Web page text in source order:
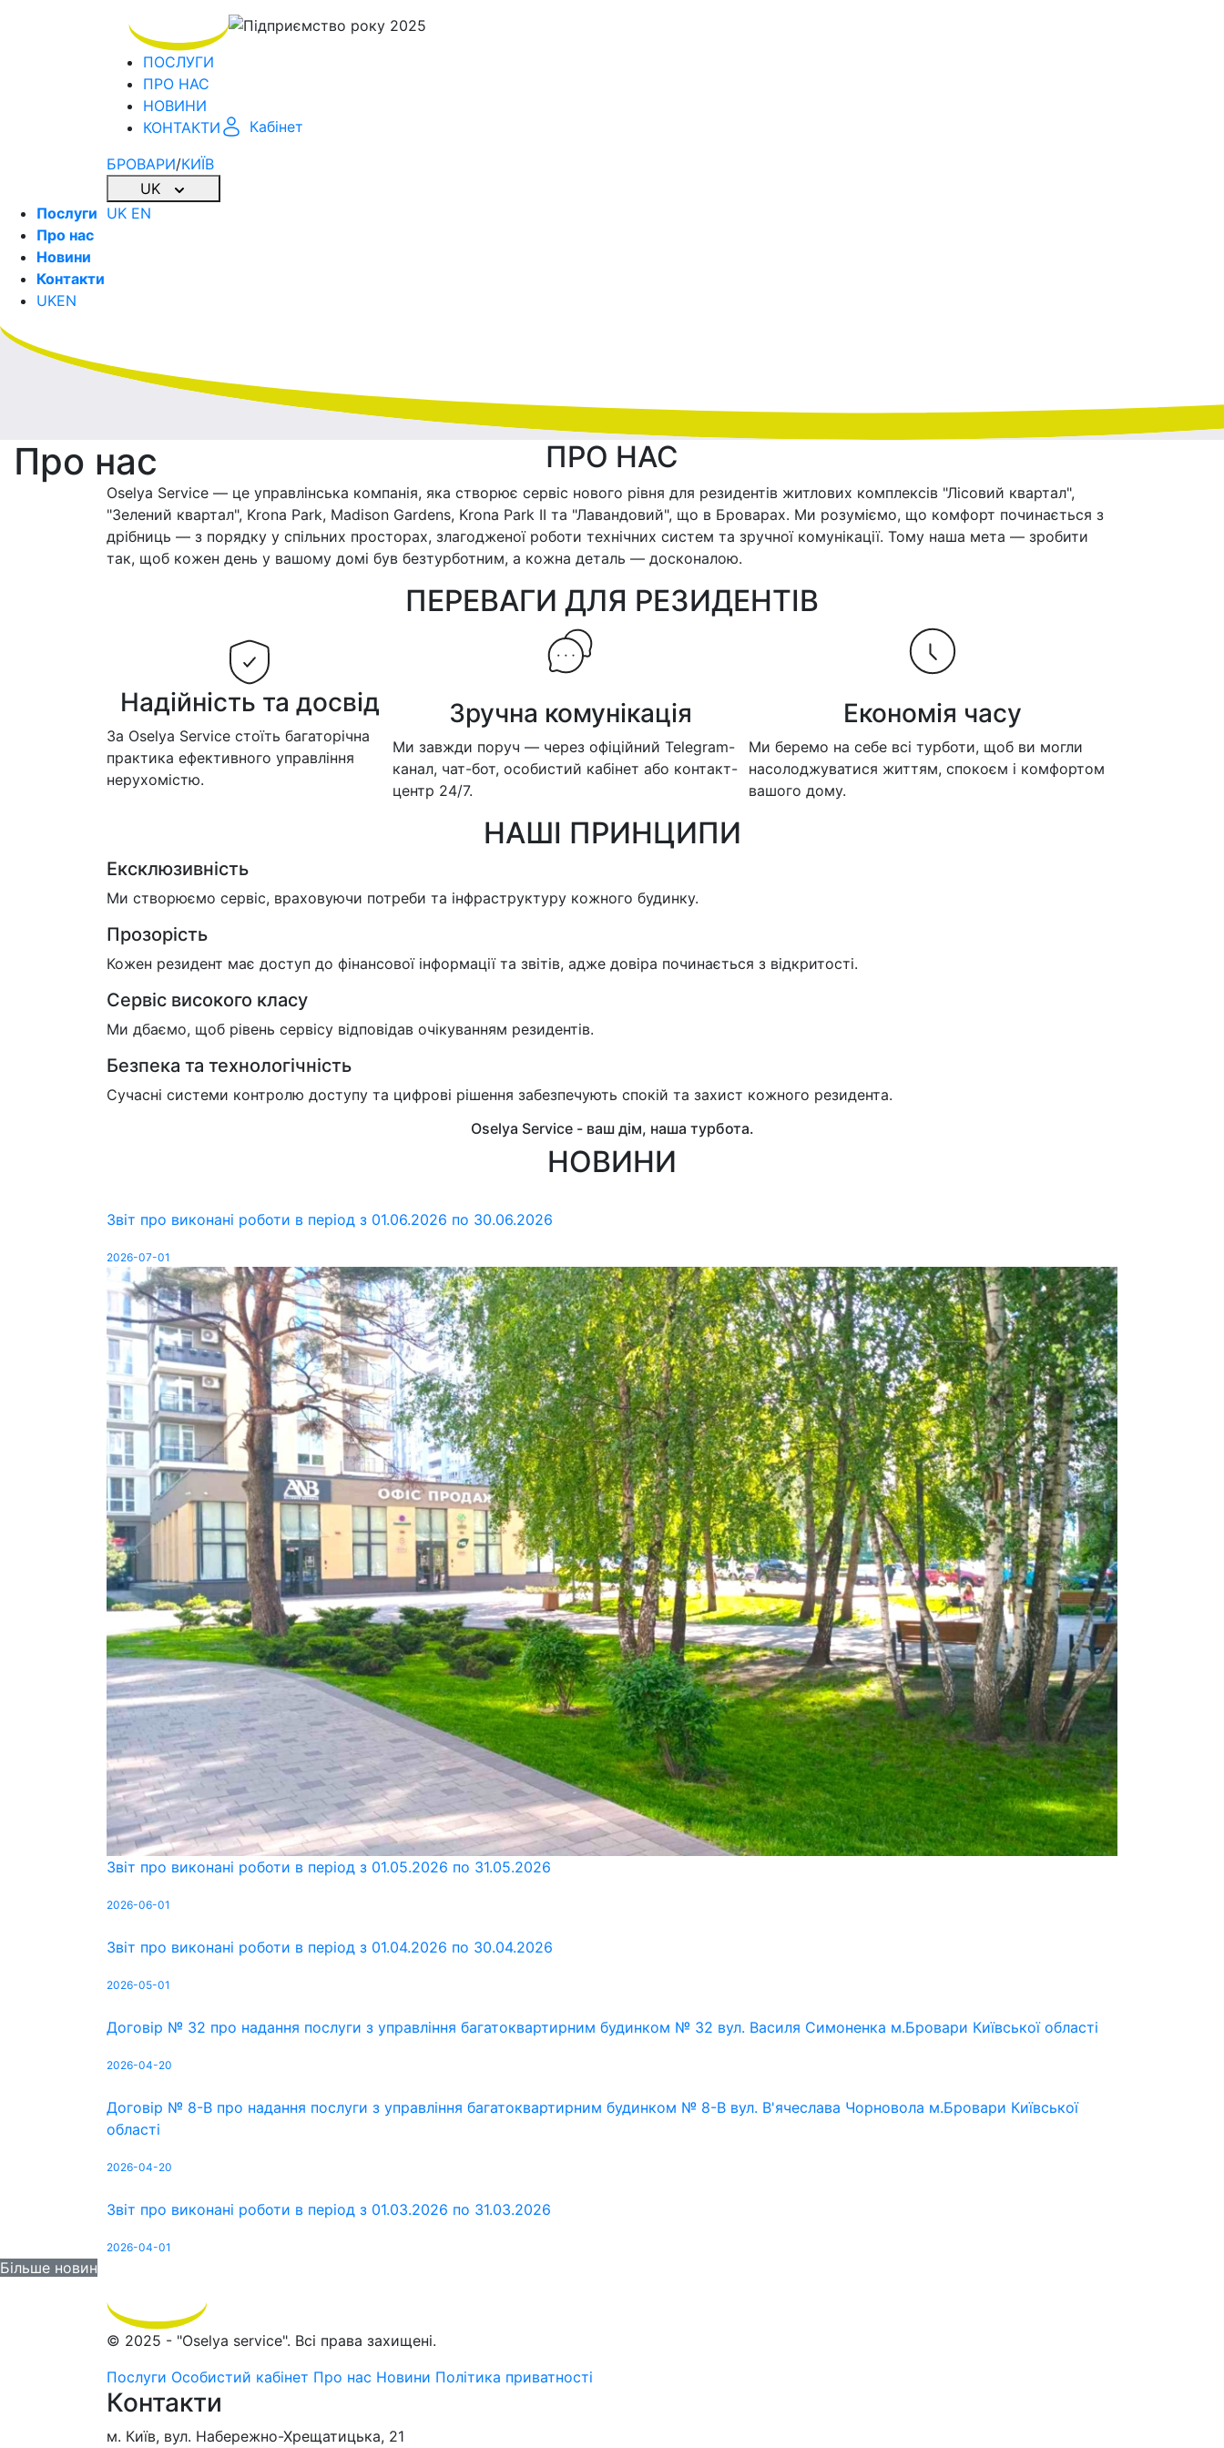
ПОСЛУГИ
ПРО НАС
НОВИНИ
КОНТАКТИ
БРОВАРИ/КИЇВ
UK
UK EN
Кабінет
Послуги
Про нас
Новини
Контакти
UKEN
Про нас ПРО НАС
Oselya Service — це управлінська компанія, яка створює сервіс нового рівня для резидентів житлових комплексів "Лісовий квартал",
"Зелений квартал", Krona Park, Madison Gardens, Krona Park II та "Лавандовий", що в Броварах. Ми розуміємо, що комфорт починається з
дрібниць — з порядку у спільних просторах, злагодженої роботи технічних систем та зручної комунікації. Тому наша мета — зробити
так, щоб кожен день у вашому домі був безтурботним, а кожна деталь — досконалою.
ПЕРЕВАГИ ДЛЯ РЕЗИДЕНТІВ
Надійність та досвід
За Oselya Service стоїть багаторічна
практика ефективного управління
нерухомістю.
Зручна комунікація
Ми завжди поруч — через офіційний Telegram-
канал, чат-бот, особистий кабінет або контакт-
центр 24/7.
Економія часу
Ми беремо на себе всі турботи, щоб ви могли
насолоджуватися життям, спокоєм і комфортом
вашого дому.
НАШІ ПРИНЦИПИ
Ексклюзивність
Ми створюємо сервіс, враховуючи потреби та інфраструктуру кожного будинку.
Прозорість
Кожен резидент має доступ до фінансової інформації та звітів, адже довіра починається з відкритості.
Сервіс високого класу
Ми дбаємо, щоб рівень сервісу відповідав очікуванням резидентів.
Безпека та технологічність
Сучасні системи контролю доступу та цифрові рішення забезпечують спокій та захист кожного резидента.
Oselya Service - ваш дім, наша турбота.
НОВИНИ
Звіт про виконані роботи в період з 01.06.2026 по 30.06.2026
2026-07-01
Звіт про виконані роботи в період з 01.05.2026 по 31.05.2026
2026-06-01
Звіт про виконані роботи в період з 01.04.2026 по 30.04.2026
2026-05-01
Договір № 32 про надання послуги з управління багатоквартирним будинком № 32 вул. Василя Симоненка м.Бровари Київської області
2026-04-20
Договір № 8-В про надання послуги з управління багатоквартирним будинком № 8-В вул. В'ячеслава Чорновола м.Бровари Київської
області
2026-04-20
Звіт про виконані роботи в період з 01.03.2026 по 31.03.2026
2026-04-01
Більше новин
© 2025 - "Oselya service". Всі права захищені.
Послуги Особистий кабінет Про нас Новини Політика приватності
Контакти
м. Київ, вул. Набережно-Хрещатицька, 21